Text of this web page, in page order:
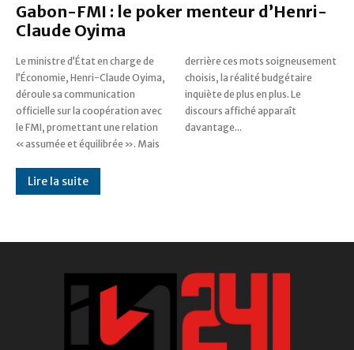
Gabon-FMI : le poker menteur d’Henri-
Claude Oyima
Le ministre d’État en charge de
l’Économie, Henri-Claude Oyima,
déroule sa communication
officielle sur la coopération avec
le FMI, promettant une relation
« assumée et équilibrée ». Mais
derrière ces mots soigneusement
choisis, la réalité budgétaire
inquiète de plus en plus. Le
discours affiché apparaît
davantage...
Lire la suite